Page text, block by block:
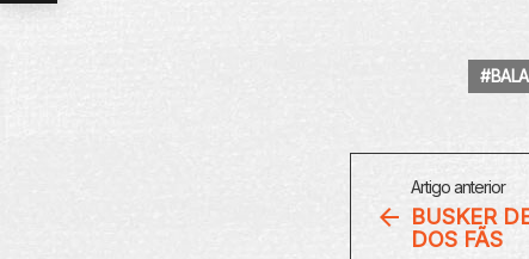
Artigo anterior
BUSKER
DOS FÃS